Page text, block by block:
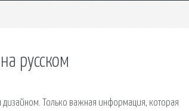
русском
Только важная информация, которая